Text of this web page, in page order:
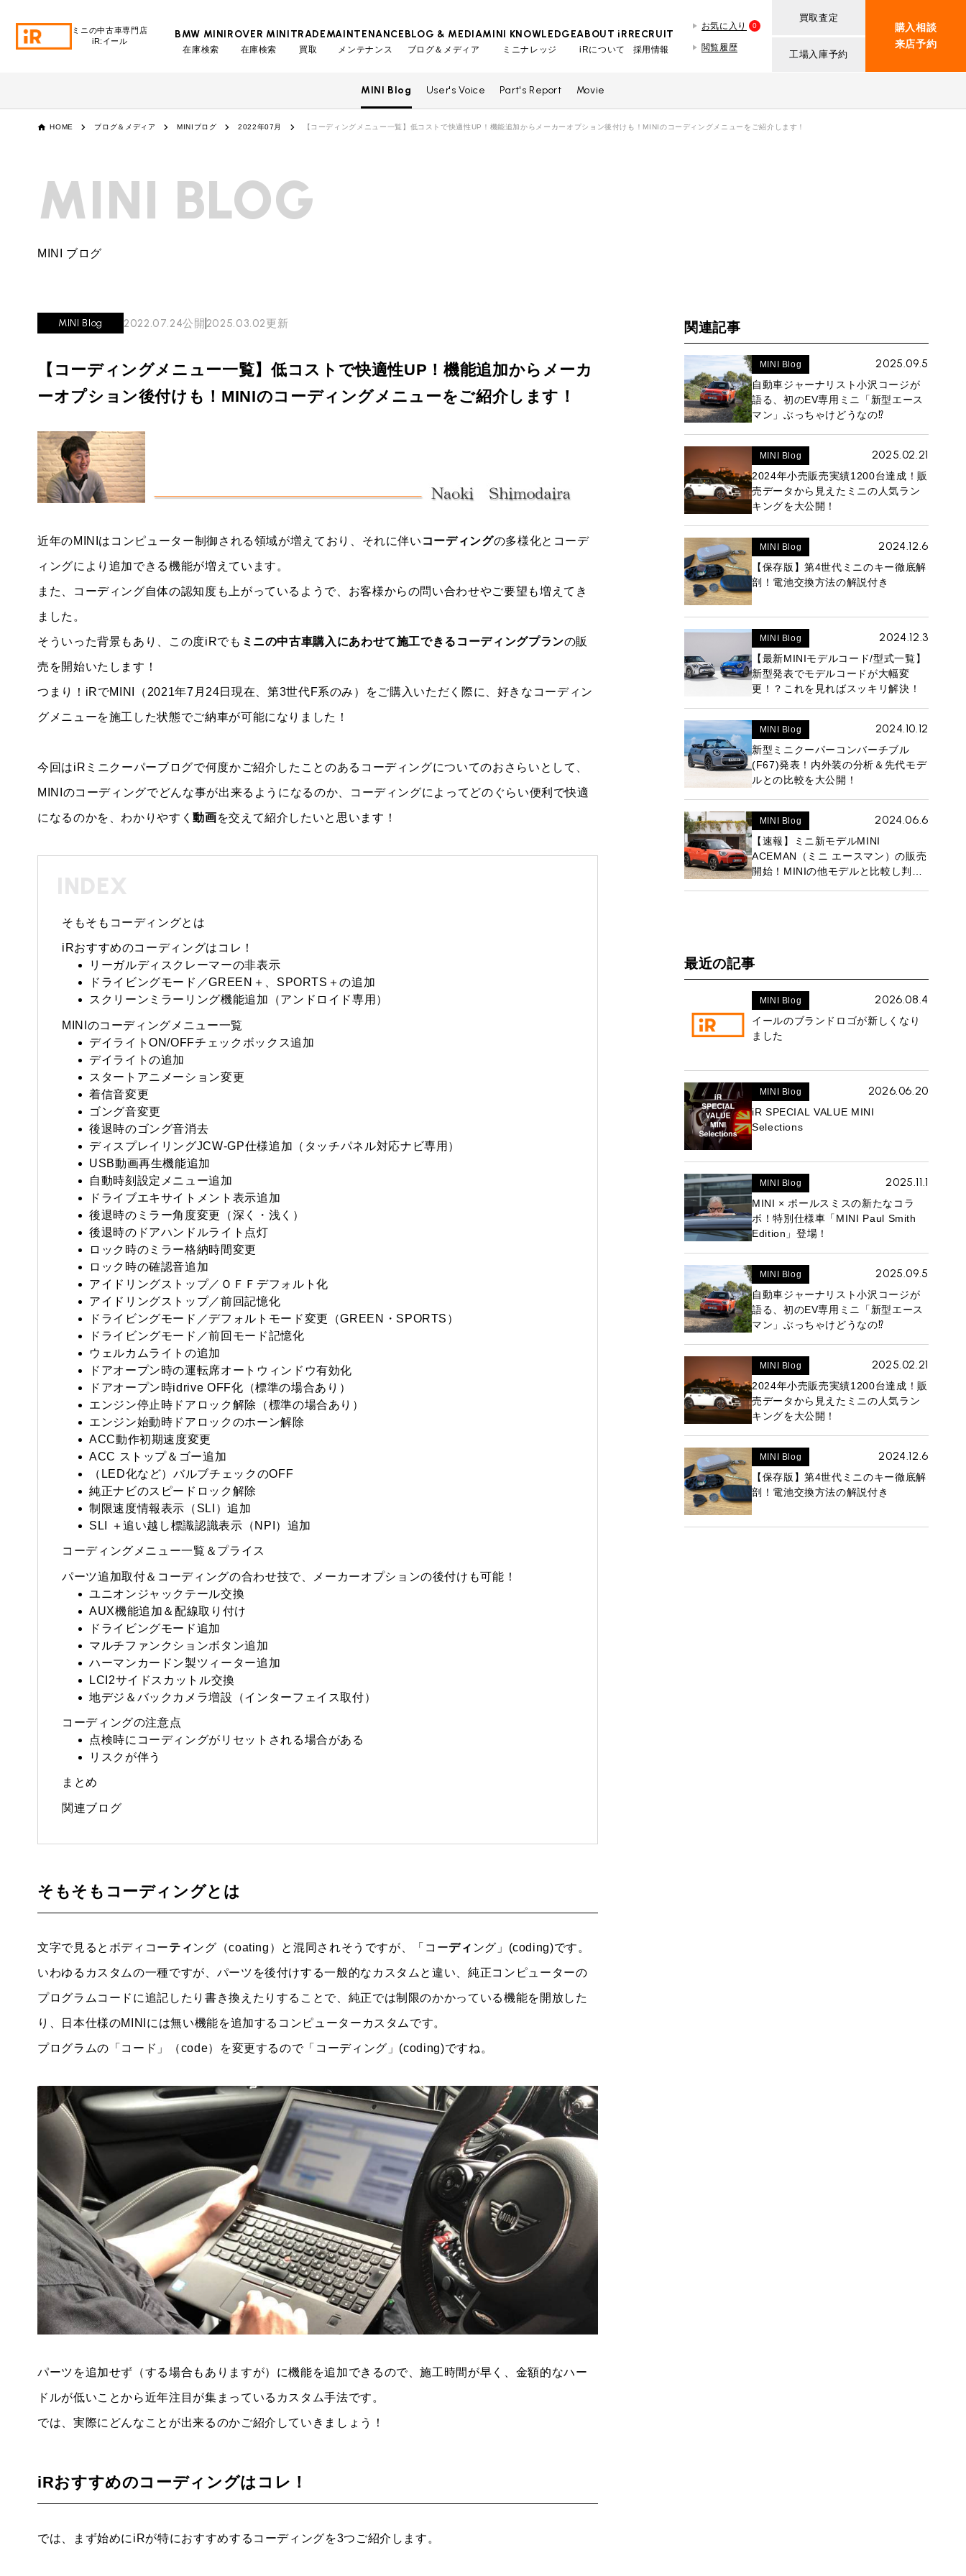
ミニの中古車専門店
iR:イール
BMW MINI
在庫検索
ROVER MINI
在庫検索
TRADE
買取
iRの買取が他社よりも高い理由
MAINTENANCE
メンテナンス
TOP
工場入庫予約
BLOG & MEDIA
ブログ＆メディア
TOP
MINI Blog スタッフブログ
MINI KNOWLEDGE
ミニナレッジ
TOP
BMWミニナレッジ
ABOUT iR
iRについて
会社概要
スタッフ紹介
RECRUIT
採用情報
お気に入り 0
閲覧履歴
買取査定
買取査定依頼
工場入庫予約
購入相談
来店予約
ROVER MINI ローバーミニ 在庫検索
TRADE
iRの買取が他社よりも高い理由
必要書類
iRで愛車を売却されたお客様の声
ローバーミニ買取査定依頼
MAINTENANCE
最近の修理実績
TOP
MINI Blog
User's Voice 購入者様の声
Part's Report
Movie 動画一覧
MINI KNOWLEDGE ミニナレッジ
TOP
BMWミニナレッジ
ローバーミニナレッジ
ABOUT iR iRについて
スタッフ紹介
MAP
お知らせ
お問い合わせ サイトマップ
工場
ROVER MINIサービス工場
iR MAKERS
TEL
買取
購入相談
来店予約
MINI Blog User's Voice Part's Report Movie
HOME ブログ＆メディア MINIブログ 2022年07月 【コーディングメニュー一覧】低コストで快適性UP！機能追加からメーカーオプション後付けも！MINIのコーディングメニューをご紹介します！
MINI BLOG
MINI ブログ
MINI Blog 2022.07.24公開 2025.03.02更新
【コーディングメニュー一覧】低コストで快適性UP！機能追加からメーカ
ーオプション後付けも！MINIのコーディングメニューをご紹介します！
近年のMINIはコンピューター制御される領域が増えており、それに伴い コーディングの多様化とコーデ
ィングにより追加できる機能が増えています。
また、コーディング自体の認知度も上がっているようで、お客様からの問い合わせやご要望も増えてき
ました。
そういった背景もあり、この度iRでも ミニの中古車購入にあわせて施工できるコーディングプランの販
売を開始いたします！
つまり！iRでMINI（2021年7月24日現在、第3世代F系のみ）をご購入いただく際に、好きなコーディン
グメニューを施工した状態でご納車が可能になりました！
今回はiRミニクーパーブログで何度かご紹介したことのあるコーディングについてのおさらいとして、
MINIのコーディングでどんな事が出来るようになるのか、コーディングによってどのぐらい便利で快適
になるのかを、わかりやすく動画を交えて紹介したいと思います！
INDEX
そもそもコーディングとは
iRおすすめのコーディングはコレ！
リーガルディスクレーマーの非表示
ドライビングモード／GREEN＋、SPORTS＋の追加
スクリーンミラーリング機能追加（アンドロイド専用）
MINIのコーディングメニュー一覧
デイライトON/OFFチェックボックス追加
デイライトの追加
スタートアニメーション変更
着信音変更
ゴング音変更
後退時のゴング音消去
ディスプレイリングJCW-GP仕様追加（タッチパネル対応ナビ専用）
USB動画再生機能追加
自動時刻設定メニュー追加
ドライブエキサイトメント表示追加
後退時のミラー角度変更（深く・浅く）
後退時のドアハンドルライト点灯
ロック時のミラー格納時間変更
ロック時の確認音追加
アイドリングストップ／ＯＦＦデフォルト化
アイドリングストップ／前回記憶化
ドライビングモード／デフォルトモード変更（GREEN・SPORTS）
ドライビングモード／前回モード記憶化
ウェルカムライトの追加
ドアオープン時の運転席オートウィンドウ有効化
ドアオープン時idrive OFF化（標準の場合あり）
エンジン停止時ドアロック解除（標準の場合あり）
エンジン始動時ドアロックのホーン解除
ACC動作初期速度変更
ACC ストップ＆ゴー追加
（LED化など）バルブチェックのOFF
純正ナビのスピードロック解除
制限速度情報表示（SLI）追加
SLI ＋追い越し標識認識表示（NPI）追加
コーディングメニュー一覧＆プライス
パーツ追加取付＆コーディングの合わせ技で、メーカーオプションの後付けも可能！
ユニオンジャックテール交換
AUX機能追加＆配線取り付け
ドライビングモード追加
マルチファンクションボタン追加
ハーマンカードン製ツィーター追加
LCI2サイドスカットル交換
地デジ＆バックカメラ増設（インターフェイス取付）
コーディングの注意点
点検時にコーディングがリセットされる場合がある
リスクが伴う
まとめ
関連ブログ
そもそもコーディングとは
文字で見るとボディコーティ ング（coating）と混同されそうですが、「コーディ ング」(coding)です。
いわゆるカスタムの一種ですが、パーツを後付けする一般的なカスタムと違い、純正コンピューターの
プログラムコードに追記したり書き換えたりすることで、純正では制限のかかっている機能を開放した
り、日本仕様のMINIには無い機能を追加するコンピューターカスタムです。
プログラムの「コード」（code）を変更するので「コーディング」(coding)ですね。
パーツを追加せず（する場合もありますが）に機能を追加できるので、施工時間が早く、金額的なハー
ドルが低いことから近年注目が集まっているカスタム手法です。
では、実際にどんなことが出来るのかご紹介していきましょう！
iRおすすめのコーディングはコレ！
では、まず始めにiRが特におすすめするコーディングを3つご紹介します。
関連記事
MINI Blog 2025.09.5
自動車ジャーナリスト小沢コージが
語る、初のEV専用ミニ「新型エース
マン」ぶっちゃけどうなの⁉︎
MINI Blog 2025.02.21
2024年小売販売実績1200台達成！販
売データから見えたミニの人気ラン
キングを大公開！
MINI Blog 2024.12.6
【保存版】第4世代ミニのキー徹底解
剖！電池交換方法の解説付き
MINI Blog 2024.12.3
【最新MINIモデルコード/型式一覧】
新型発表でモデルコードが大幅変
更！？これを見ればスッキリ解決！
MINI Blog 2024.10.12
新型ミニクーパーコンバーチブル
(F67)発表！内外装の分析＆先代モデ
ルとの比較を大公開！
MINI Blog 2024.06.6
【速報】ミニ新モデルMINI
ACEMAN（ミニ エースマン）の販売
開始！MINIの他モデルと比較し判明
最近の記事
MINI Blog 2026.08.4
イールのブランドロゴが新しくなり
ました
MINI Blog 2026.06.20
iR SPECIAL VALUE MINI
Selections
MINI Blog 2025.11.1
MINI × ポールスミスの新たなコラ
ボ！特別仕様車「MINI Paul Smith
Edition」登場！
MINI Blog 2025.09.5
自動車ジャーナリスト小沢コージが
語る、初のEV専用ミニ「新型エース
マン」ぶっちゃけどうなの⁉︎
MINI Blog 2025.02.21
2024年小売販売実績1200台達成！販
売データから見えたミニの人気ラン
キングを大公開！
MINI Blog 2024.12.6
【保存版】第4世代ミニのキー徹底解
剖！電池交換方法の解説付き